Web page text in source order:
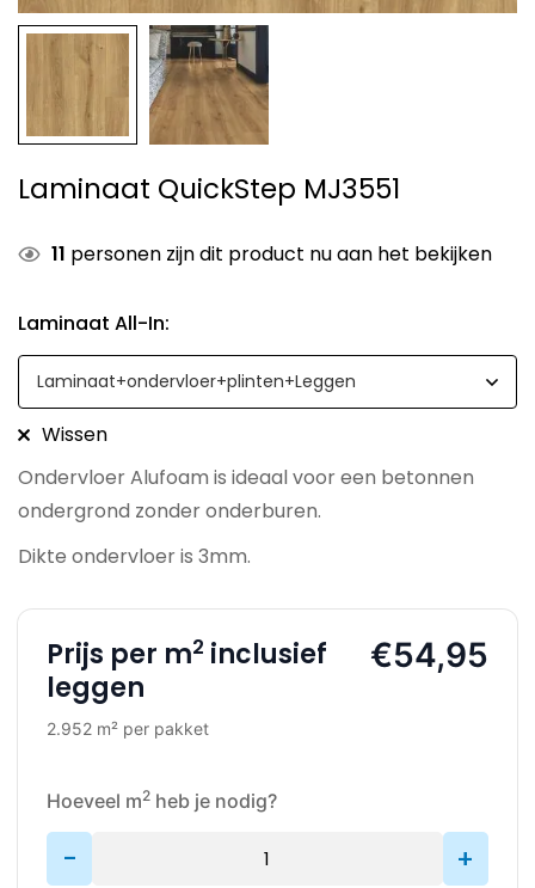
Laminaat QuickStep MJ3551
11 personen zijn dit product nu aan het bekijken
Laminaat All-In:
Wissen
Ondervloer Alufoam is ideaal voor een betonnen
ondergrond zonder onderburen.
Dikte ondervloer is 3mm.
Prijs per m2 inclusief
leggen
2.952 m² per pakket
€54,95
Hoeveel m2 heb je nodig?
- +